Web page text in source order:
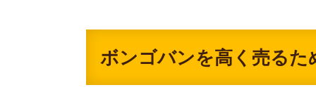
ボンゴバンを高く売るた